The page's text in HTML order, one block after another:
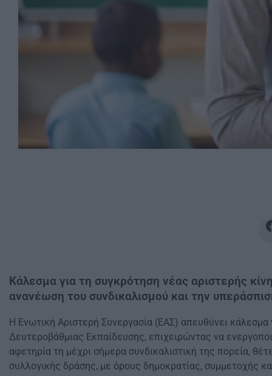
Κάλεσμα για τη συγκρότηση νέας αριστερής
ανανέωση του συνδικαλισμού και την
Η Ενωτική Αριστερή Συνεργασία (ΕΑΣ) απευθύνει
Δευτεροβάθμιας Εκπαίδευσης, επιχειρώντας να
αφετηρία τη μέχρι σήμερα συνδικαλιστική της πορεία,
συλλογικής δράσης, με όρους δημοκρατίας, συμμετοχής